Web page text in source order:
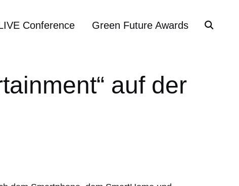
Conference Green Future Awards
auf der